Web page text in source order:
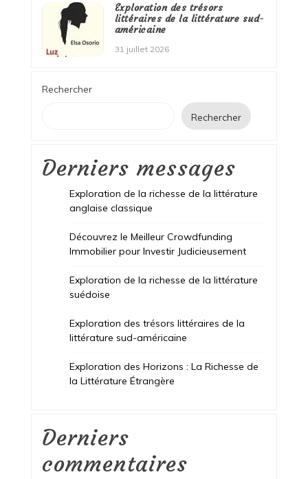
Exploration des trésors
littéraires de la littérature sud-
américaine
31 juillet 2026
Rechercher
Rechercher
Derniers messages
Exploration de la richesse de la littérature
anglaise classique
Découvrez le Meilleur Crowdfunding
Immobilier pour Investir Judicieusement
Exploration de la richesse de la littérature
suédoise
Exploration des trésors littéraires de la
littérature sud-américaine
Exploration des Horizons : La Richesse de
la Littérature Étrangère
Derniers
commentaires